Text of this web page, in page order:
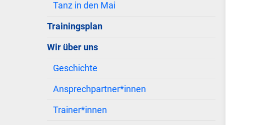
Tanz in den Mai
Trainingsplan
Wir über uns
Geschichte
Ansprechpartner*innen
Trainer*innen